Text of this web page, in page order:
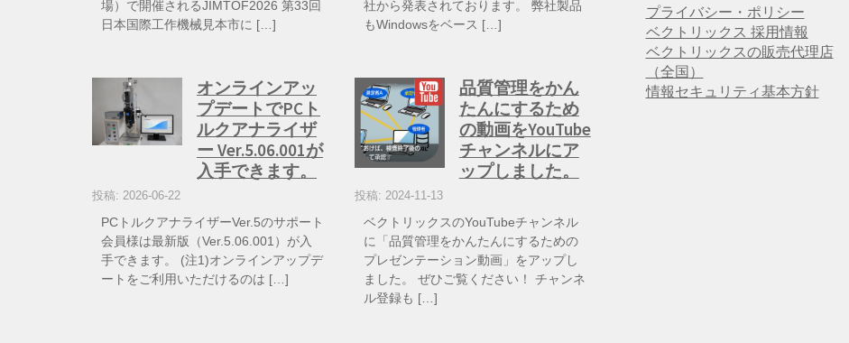
場）で開催されるJIMTOF2026 第33回
日本国際工作機械見本市に […]
オンラインアッ
プデートでPCト
ルクアナライザ
ー Ver.5.06.001が
入手できます。
投稿: 2026-06-22
PCトルクアナライザーVer.5のサポート
会員様は最新版（Ver.5.06.001）が入
手できます。 (注1)オンラインアップデ
ートをご利用いただけるのは […]
社から発表されております。 弊社製品
もWindowsをベース […]
品質管理をかん
たんにするため
の動画をYouTube
チャンネルにア
ップしました。
投稿: 2024-11-13
ベクトリックスのYouTubeチャンネル
に「品質管理をかんたんにするための
プレゼンテーション動画」をアップし
ました。 ぜひご覧ください！ チャンネ
ル登録も […]
プライバシー・ポリシー
ベクトリックス 採用情報
ベクトリックスの販売代理店
（全国）
情報セキュリティ基本方針